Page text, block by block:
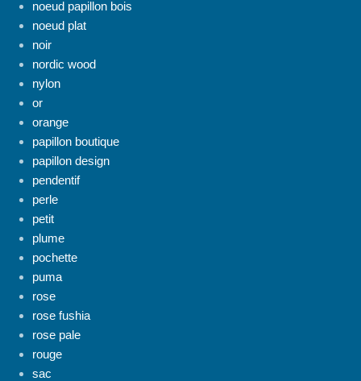
noeud papillon bois
noeud plat
noir
nordic wood
nylon
or
orange
papillon boutique
papillon design
pendentif
perle
petit
plume
pochette
puma
rose
rose fushia
rose pale
rouge
sac